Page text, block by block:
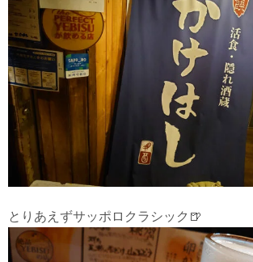
とりあえずサッポロクラシック🍺